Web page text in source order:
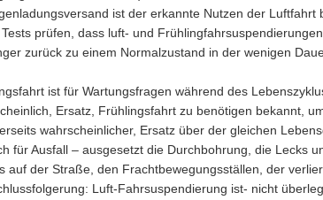
ist der erkannte Nutzen der Luftfahrt
Tests prüfen, dass luft- und
zurück zu einem Normalzustand in der wenigen
ist für Wartungsfragen während des
Ersatz, Frühlingsfahrt zu benötigen bekannt,
wahrscheinlicher, Ersatz über der gleichen
für Ausfall – ausgesetzt die Durchbohrung, die Lecks
auf der Straße, den Frachtbewegungsställen, der
Luft-Fahrsuspendierung ist- nicht